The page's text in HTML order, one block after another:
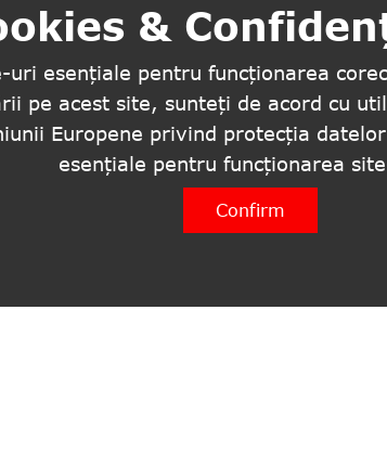
&
uri esențiale pentru funcționarea
pe acest site, sunteți de acord cu
Europene privind protecția
esențiale pentru funcționarea
Confirm